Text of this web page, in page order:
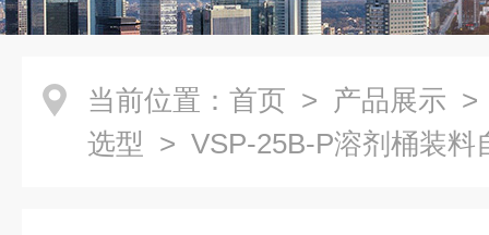
当前位置： 首页 > 产品展示
选型 > VSP-25B-P溶剂桶装料